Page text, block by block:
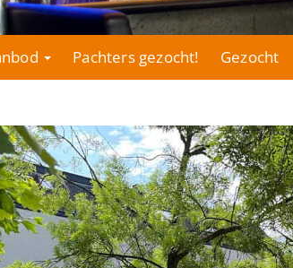
Pachters gezocht! Gezocht